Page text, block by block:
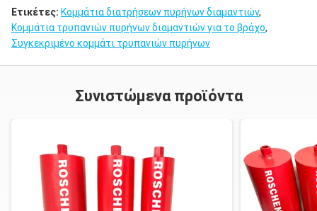
Ετικέτες: Κομμάτια διατρήσεων πυρήνων διαμαντιών,
Κομμάτια τρυπανιών πυρήνων διαμαντιών για το βράχο,
Συγκεκριμένο κομμάτι τρυπανιών πυρήνων
Συνιστώμενα προϊόντα